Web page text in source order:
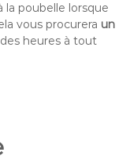
poubelle lorsque
vous procurera un
heures à tout